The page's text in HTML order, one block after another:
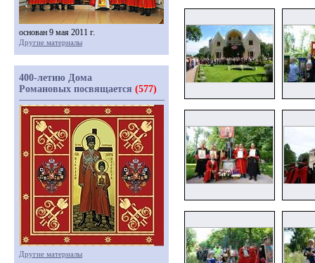
основан 9 мая 2011 г.
Другие материалы
400-летию Дома
Романовых посвящается (577)
Другие материалы